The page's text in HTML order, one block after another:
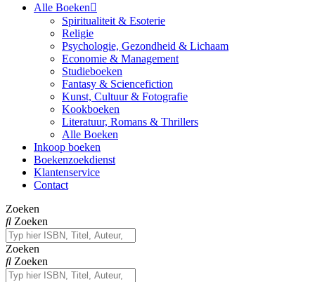
Alle Boeken
Spiritualiteit & Esoterie
Religie
Psychologie, Gezondheid & Lichaam
Economie & Management
Studieboeken
Fantasy & Sciencefiction
Kunst, Cultuur & Fotografie
Kookboeken
Literatuur, Romans & Thrillers
Alle Boeken
Inkoop boeken
Boekenzoekdienst
Klantenservice
Contact
Zoeken
Zoeken
Zoeken
Zoeken